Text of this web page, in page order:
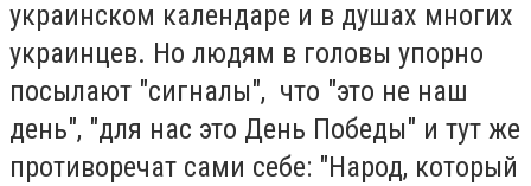
украинском календаре и в душах многих
украинцев. Но людям в головы упорно
посылают "сигналы", что "это не наш
день", "для нас это День Победы" и тут же
противоречат сами себе: "Народ, который